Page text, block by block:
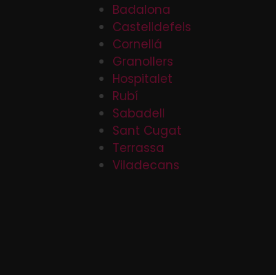
Badalona
Castelldefels
Cornellá
Granollers
Hospitalet
Rubí
Sabadell
Sant Cugat
Terrassa
Viladecans